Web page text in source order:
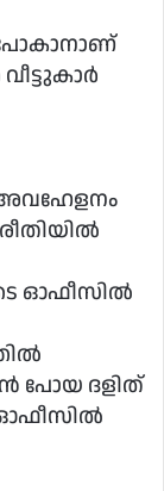
ഓഫീസിൽ
പോയ ദളിത്